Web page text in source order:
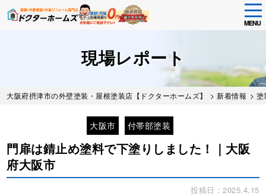
MENU
現場レポート
大阪府摂津市の外壁塗装・屋根塗装店【ドクターホームズ】 >新着情報 > 塗
大阪市 付帯部塗装
門扉は錆止め塗料で下塗りしました！｜大阪
府大阪市
投稿日：2025.4.15